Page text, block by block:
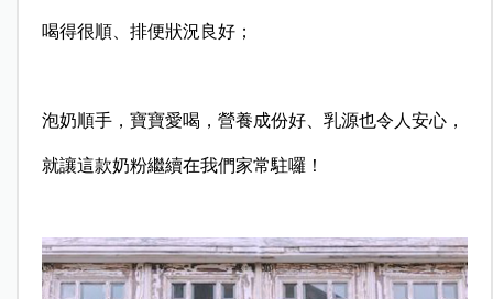
喝得很順、排便狀況良好；
泡奶順手，寶寶愛喝，營養成份好、乳源也令人安心，
就讓這款奶粉繼續在我們家常駐囉！